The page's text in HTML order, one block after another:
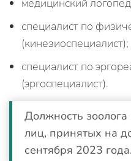
медицинский
специалист по
(кинезиоспециалист);
специалист по
(эргоспециалист).
Должность зоолога
лиц, принятых на
сентября 2023 года.